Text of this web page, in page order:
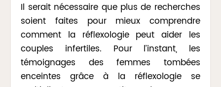
Il serait nécessaire que plus de recherches
soient faites pour mieux comprendre
comment la réflexologie peut aider les
couples infertiles. Pour l’instant, les
témoignages des femmes tombées
enceintes grâce à la réflexologie se